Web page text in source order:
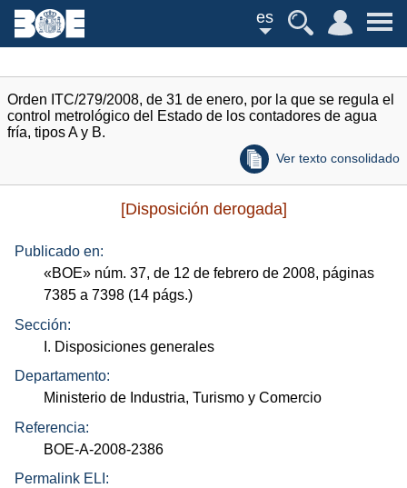
es
Orden ITC/279/2008, de 31 de enero, por la que se regula el
control metrológico del Estado de los contadores de agua
fría, tipos A y B.
Ver texto consolidado
[Disposición derogada]
Publicado en:
«BOE» núm. 37, de 12 de febrero de 2008, páginas
7385 a 7398 (14 págs.)
Sección:
I. Disposiciones generales
Departamento:
Ministerio de Industria, Turismo y Comercio
Referencia:
BOE-A-2008-2386
Permalink ELI: